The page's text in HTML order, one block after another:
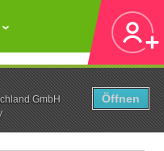
GmbH
Öffnen